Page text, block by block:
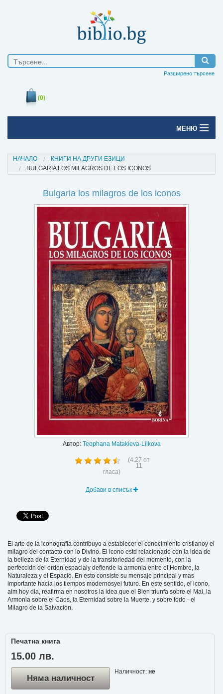
Разширено търсене
(0)
МЕНЮ
Печатни книги
Електронни книги
Регистрация
НАЧАЛО
КНИГИ НА ДРУГИ ЕЗИЦИ
BULGARIA LOS MILAGROS DE LOS ICONOS
Bulgaria los milagros de los iconos
Автор: Teophana Matakieva-Lilkova
(4.27 от
11
гласа)
Добави в списък
El arte de la iconografia contribuyo a establecer el conocimiento cristianoy el
milagro del contacto con lo Divino. El icono estd relacionado con la idea de
la belleza de la Eternidad у de la transitoriedad del momento, con la
perfeccidn del orden espacialу defiende la armonia entre el Hombre, la
Naturaleza у el Espacio. En esto consiste su mensaje principal у mas
importante hacia los tiempos modernosyel futuro. En este sentido, el icono,
aim hoy dia, reafirma en nosotros la idea que el Bien triunfa sobre el Mai, la
Armonia sobre el Caos, la Eternidad sobre la Muerte, у sobre todo - el
Milagro de la Salvacion.
Печатна книга
15.00 лв.
Няма наличност
Наличност: не